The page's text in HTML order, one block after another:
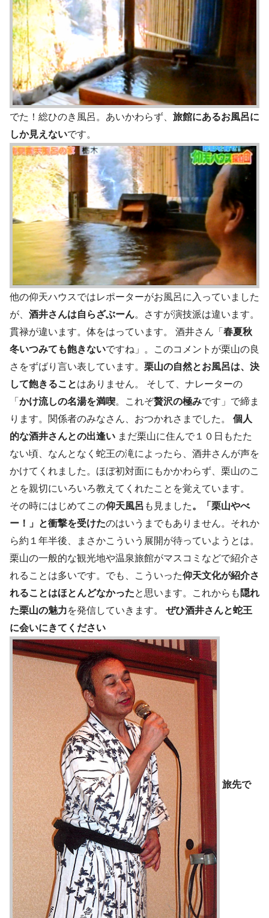
でた！総ひのき風呂。あいかわらず、 旅館にあるお風呂に
しか見えないです。
他の仰天ハウスではレポーターがお風呂に入っていました
が、 酒井さんは自らざぶーん。さすが演技派は違います。
貫禄が違います。体をはっています。 酒井さん「 春夏秋
冬いつみても飽きないですね」。このコメントが栗山の良
さをずばり言い表しています。 栗山の自然とお風呂は、決
して飽きることはありません。 そして、ナレーターの
「 かけ流しの名湯を満喫。これぞ贅沢の極みです」で締ま
ります。関係者のみなさん、おつかれさまでした。 個人
的な酒井さんとの出逢い まだ栗山に住んで１０日もたた
ない頃、なんとなく蛇王の滝によったら、酒井さんが声を
かけてくれました。ほぼ初対面にもかかわらず、栗山のこ
とを親切にいろいろ教えてくれたことを覚えています。
その時にはじめてこの仰天風呂 も見ました。「栗山やべ
ー！」と衝撃を受けたのはいうまでもありません。それか
ら約１年半後、まさかこういう展開が待っていようとは。
栗山の一般的な観光地や温泉旅館がマスコミなどで紹介さ
れることは多いです。でも、こういった仰天文化が紹介さ
れることはほとんどなかったと思います。これからも 隠れ
た栗山の魅力を発信していきます。 ぜひ酒井さんと蛇王
に会いにきてください
旅先で